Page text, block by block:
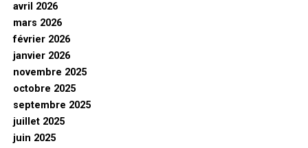
avril 2026
mars 2026
février 2026
janvier 2026
novembre 2025
octobre 2025
septembre 2025
juillet 2025
juin 2025